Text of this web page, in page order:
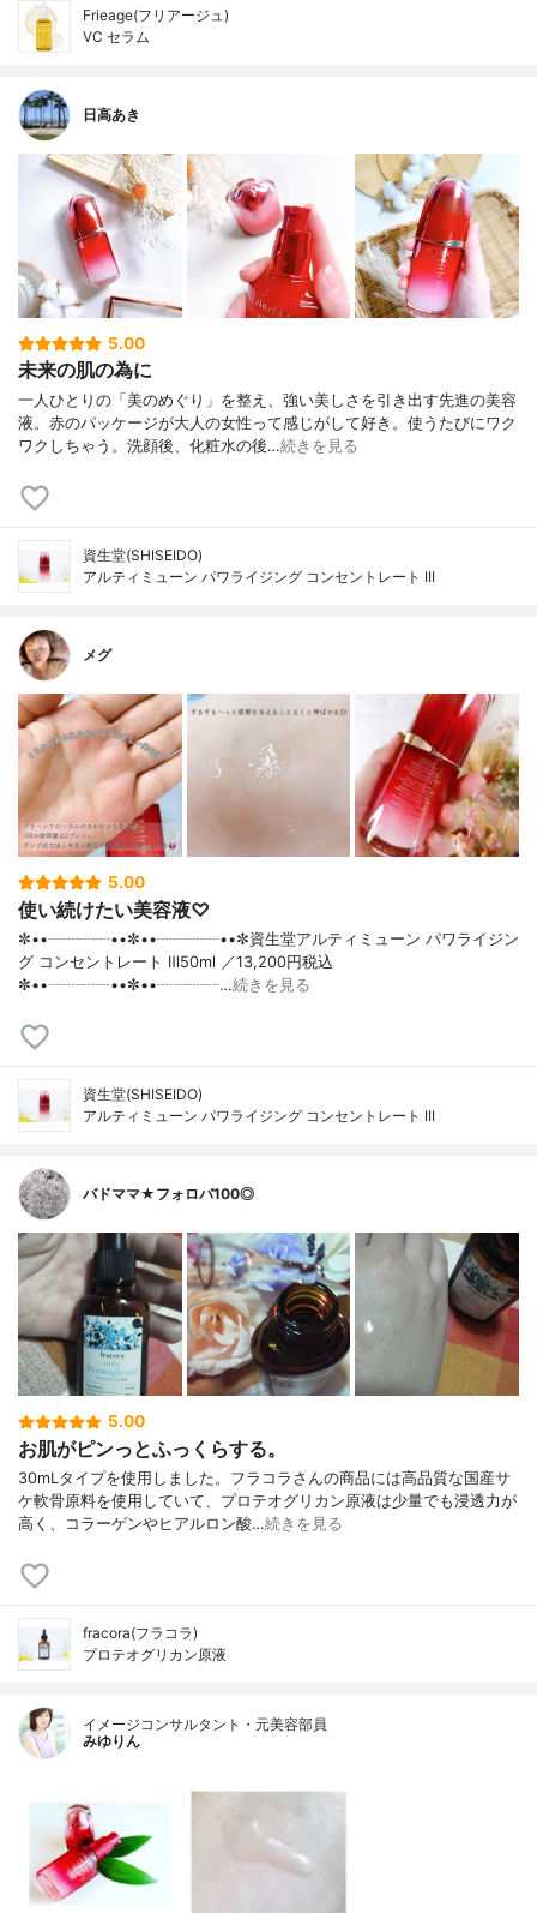
Frieage(フリアージュ)
VC セラム
日高あき
5.00
未来の肌の為に
一人ひとりの「美のめぐり」を整え、強い美しさを引き出す先進の美容
液。赤のパッケージが大人の女性って感じがして好き。使うたびにワク
ワクしちゃう。洗顔後、化粧水の後…続きを見る
資生堂(SHISEIDO)
アルティミューン パワライジング コンセントレート III
メグ
5.00
使い続けたい美容液♡
✼••┈┈┈┈••✼••┈┈┈┈••✼資生堂アルティミューン パワライジン
グ コンセントレート Ⅲ50ml ／13,200円税込
✼••┈┈┈┈••✼••┈┈┈┈…続きを見る
資生堂(SHISEIDO)
アルティミューン パワライジング コンセントレート III
バドママ★フォロバ100◎
5.00
お肌がピンっとふっくらする。
30mLタイプを使用しました。フラコラさんの商品には高品質な国産サ
ケ軟骨原料を使用していて、プロテオグリカン原液は少量でも浸透力が
高く、コラーゲンやヒアルロン酸…続きを見る
fracora(フラコラ)
プロテオグリカン原液
イメージコンサルタント・元美容部員
みゆりん